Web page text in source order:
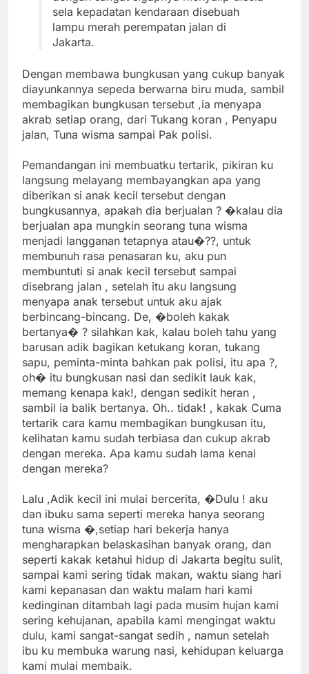
sela kepadatan kendaraan disebuah
lampu merah perempatan jalan di
Jakarta.
Dengan membawa bungkusan yang cukup banyak
diayunkannya sepeda berwarna biru muda, sambil
membagikan bungkusan tersebut ,ia menyapa
akrab setiap orang, dari Tukang koran , Penyapu
jalan, Tuna wisma sampai Pak polisi.
Pemandangan ini membuatku tertarik, pikiran ku
langsung melayang membayangkan apa yang
diberikan si anak kecil tersebut dengan
bungkusannya, apakah dia berjualan ? �kalau dia
berjualan apa mungkin seorang tuna wisma
menjadi langganan tetapnya atau�??, untuk
membunuh rasa penasaran ku, aku pun
membuntuti si anak kecil tersebut sampai
disebrang jalan , setelah itu aku langsung
menyapa anak tersebut untuk aku ajak
berbincang-bincang. De, �boleh kakak
bertanya� ? silahkan kak, kalau boleh tahu yang
barusan adik bagikan ketukang koran, tukang
sapu, peminta-minta bahkan pak polisi, itu apa ?,
oh� itu bungkusan nasi dan sedikit lauk kak,
memang kenapa kak!, dengan sedikit heran ,
sambil ia balik bertanya. Oh.. tidak! , kakak Cuma
tertarik cara kamu membagikan bungkusan itu,
kelihatan kamu sudah terbiasa dan cukup akrab
dengan mereka. Apa kamu sudah lama kenal
dengan mereka?
Lalu ,Adik kecil ini mulai bercerita, �Dulu ! aku
dan ibuku sama seperti mereka hanya seorang
tuna wisma �,setiap hari bekerja hanya
mengharapkan belaskasihan banyak orang, dan
seperti kakak ketahui hidup di Jakarta begitu sulit,
sampai kami sering tidak makan, waktu siang hari
kami kepanasan dan waktu malam hari kami
kedinginan ditambah lagi pada musim hujan kami
sering kehujanan, apabila kami mengingat waktu
dulu, kami sangat-sangat sedih , namun setelah
ibu ku membuka warung nasi, kehidupan keluarga
kami mulai membaik.